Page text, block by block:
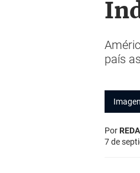
país
Por
7 de